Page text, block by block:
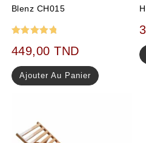
Blenz CH015
sur 5
449,00TND
Ajouter Au Panier